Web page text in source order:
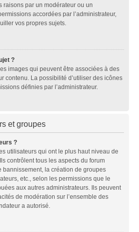
raisons par un modérateur ou un
accordées par l’administrateur,
vos propres sujets.
?
images qui peuvent être associées à des
contenu. La possibilité d’utiliser des icônes
définies par l’administrateur.
et groupes
?
utilisateurs qui ont le plus haut niveau de
contrôlent tous les aspects du forum
bannissement, la création de groupes
etc., selon les permissions que le
aux autres administrateurs. Ils peuvent
de modération sur l’ensemble des
a autorisé.